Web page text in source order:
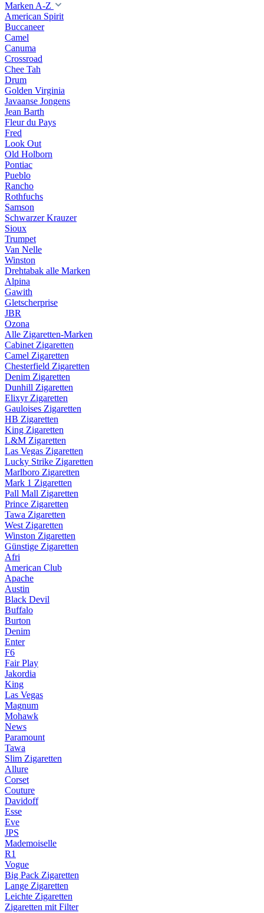
Marken A-Z
American Spirit
Buccaneer
Camel
Canuma
Crossroad
Сhee Tah
Drum
Golden Virginia
Javaanse Jongens
Jean Barth
Fleur du Pays
Fred
Look Out
Old Holborn
Pontiac
Pueblo
Rancho
Rothfuchs
Samson
Schwarzer Krauzer
Sioux
Trumpet
Van Nelle
Winston
Drehtabak alle Marken
Alpina
Gawith
Gletscherprise
JBR
Ozona
Alle Zigaretten-Marken
Cabinet Zigaretten
Camel Zigaretten
Chesterfield Zigaretten
Denim Zigaretten
Dunhill Zigaretten
Elixyr Zigaretten
Gauloises Zigaretten
HB Zigaretten
King Zigaretten
L&M Zigaretten
Las Vegas Zigaretten
Lucky Strike Zigaretten
Marlboro Zigaretten
Mark 1 Zigaretten
Pall Mall Zigaretten
Prince Zigaretten
Tawa Zigaretten
West Zigaretten
Winston Zigaretten
Günstige Zigaretten
Afri
American Club
Apache
Austin
Black Devil
Buffalo
Burton
Denim
Enter
F6
Fair Play
Jakordia
King
Las Vegas
Magnum
Mohawk
News
Paramount
Tawa
Slim Zigaretten
Allure
Corset
Couture
Davidoff
Esse
Eve
JPS
Mademoiselle
R1
Vogue
Big Pack Zigaretten
Lange Zigaretten
Leichte Zigaretten
Zigaretten mit Filter